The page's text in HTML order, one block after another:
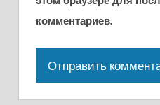
комментариев.